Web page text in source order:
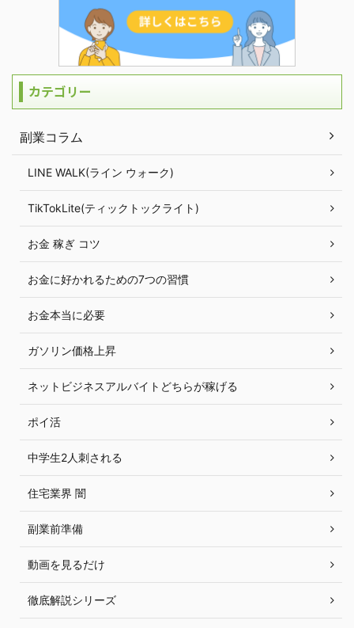
カテゴリー
副業コラム
LINE WALK(ライン ウォーク)
TikTokLite(ティックトックライト)
お金 稼ぎ コツ
お金に好かれるための7つの習慣
お金本当に必要
ガソリン価格上昇
ネットビジネスアルバイトどちらが稼げる
ポイ活
中学生2人刺される
住宅業界 闇
副業前準備
動画を見るだけ
徹底解説シリーズ